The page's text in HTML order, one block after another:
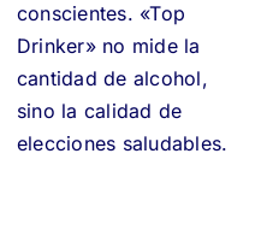
conscientes. «Top
Drinker» no mide la
cantidad de alcohol,
sino la calidad de
elecciones saludables.